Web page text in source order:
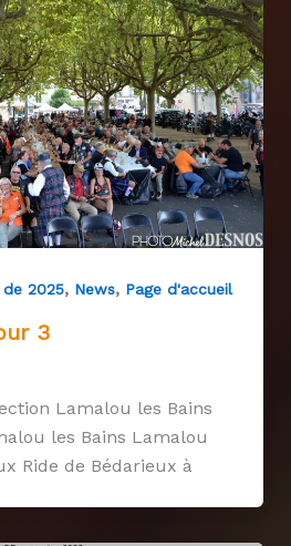
2025, News, Page d'accueil
3
Lamalou les Bains
les Bains Lamalou
Ride de Bédarieux à